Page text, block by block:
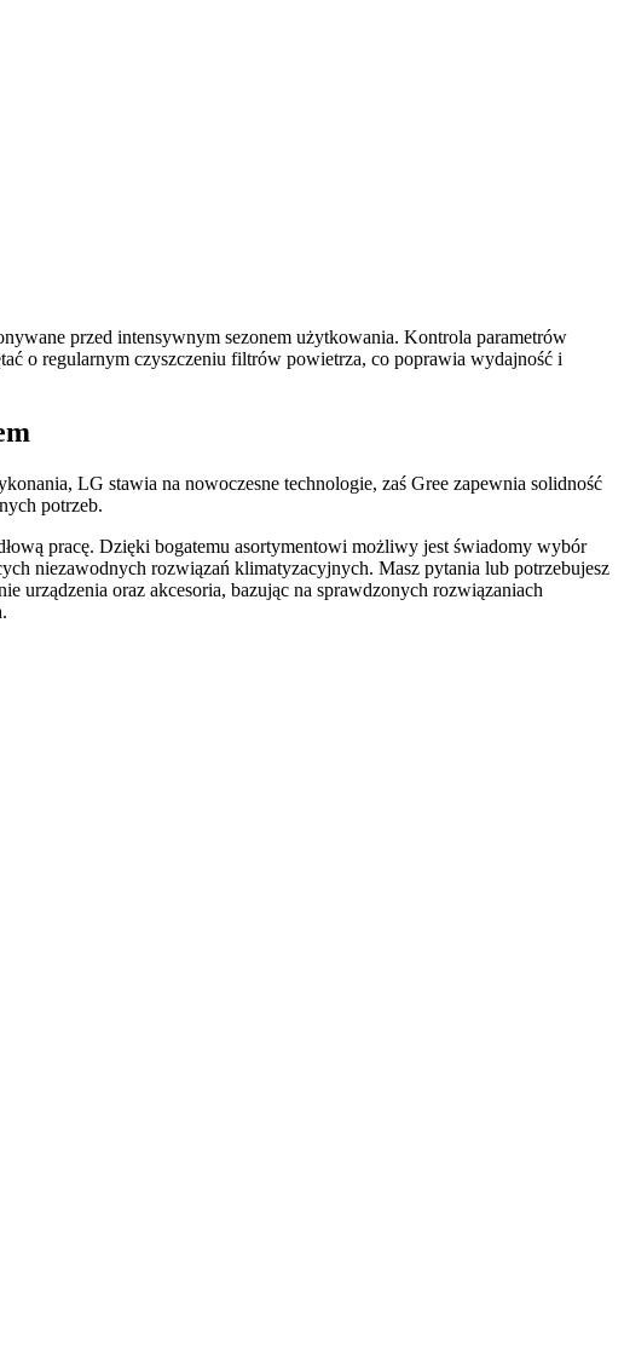
przed intensywnym sezonem użytkowania. Kontrola parametrów
o regularnym czyszczeniu filtrów powietrza, co poprawia wydajność i
LG stawia na nowoczesne technologie, zaś Gree zapewnia solidność
potrzeb.
pracę. Dzięki bogatemu asortymentowi możliwy jest świadomy wybór
niezawodnych rozwiązań klimatyzacyjnych. Masz pytania lub potrzebujesz
urządzenia oraz akcesoria, bazując na sprawdzonych rozwiązaniach